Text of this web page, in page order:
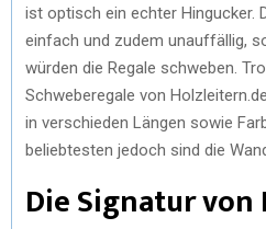
ist optisch ein echter Hingucker.
einfach und zudem unauffällig,
würden die Regale schweben.
Schweberegale von
in verschieden Längen sowie
beliebtesten jedoch sind die
Die Signatur